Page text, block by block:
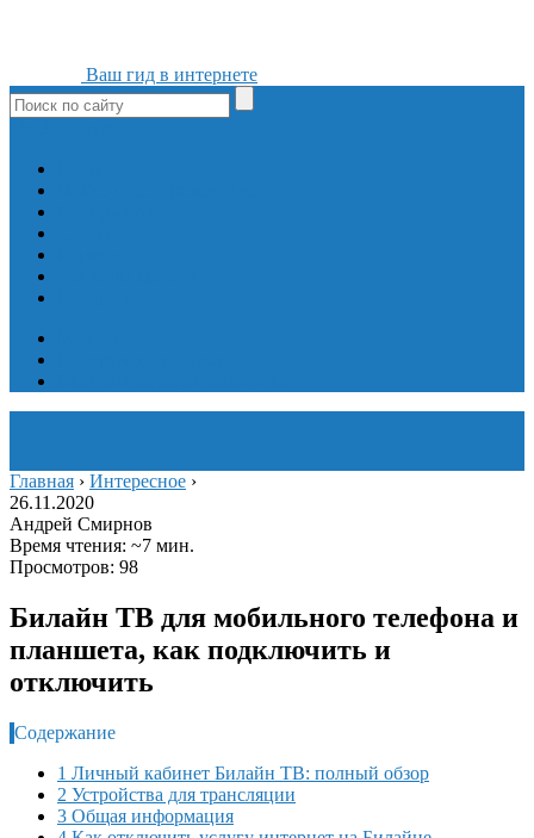
Ваш гид в интернете
Главная › Интересное ›
26.11.2020
Андрей Смирнов
Время чтения: ~7 мин.
Просмотров: 98
Билайн ТВ для мобильного телефона и
планшета, как подключить и
отключить
Содержание
1 Личный кабинет Билайн ТВ: полный обзор
2 Устройства для трансляции
3 Общая информация